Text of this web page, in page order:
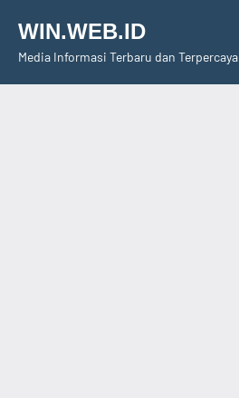
content
WIN.WEB.ID
Media Informasi Terbaru dan Terpercaya